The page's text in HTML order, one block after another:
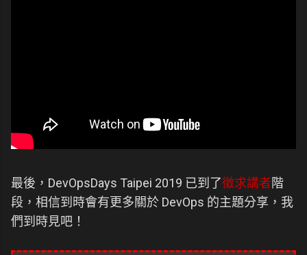
最後，DevOpsDays Taipei 2019 已到了徵求講者階
段，相信到時會有更多關於 DevOps 的主題分享，我
們到時見吧！